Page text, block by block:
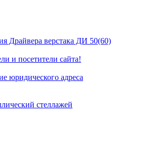
Драйвера верстака ДИ 50(60)
и посетители сайта!
юридического адреса
стеллажей